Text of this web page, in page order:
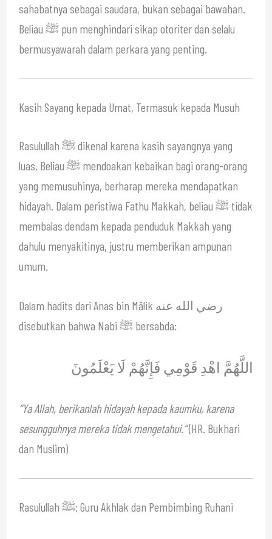
sahabatnya sebagai saudara, bukan sebagai bawahan.
Beliau ﷺ pun menghindari sikap otoriter dan selalu
bermusyawarah dalam perkara yang penting.
Kasih Sayang kepada Umat, Termasuk kepada Musuh
Rasulullah ﷺ dikenal karena kasih sayangnya yang
luas. Beliau ﷺ mendoakan kebaikan bagi orang-orang
yang memusuhinya, berharap mereka mendapatkan
hidayah. Dalam peristiwa Fathu Makkah, beliau ﷺ tidak
membalas dendam kepada penduduk Makkah yang
dahulu menyakitinya, justru memberikan ampunan
umum.
Dalam hadits dari Anas bin Mālik رضي الله عنه
disebutkan bahwa Nabi ﷺ bersabda:
اللَّهُمَّ اهْدِ قَوْمِي فَإِنَّهُمْ لَا يَعْلَمُونَ
“Ya Allah, berikanlah hidayah kepada kaumku, karena
sesungguhnya mereka tidak mengetahui.”(HR. Bukhari
dan Muslim)
Rasulullah ﷺ: Guru Akhlak dan Pembimbing Ruhani